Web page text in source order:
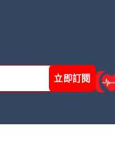
立即訂閱